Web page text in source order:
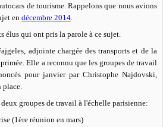
de tourisme. Rappelons que nous avions
endécembre 2014
élus qui ont pris la parole à ce sujet.
adjointe chargée des transports et de la
Elle a reconnu que les groupes de travail
pour janvier par Christophe Najdovski,
place.
groupes de travail à l'échelle parisienne:
(1ère réunion en mars)